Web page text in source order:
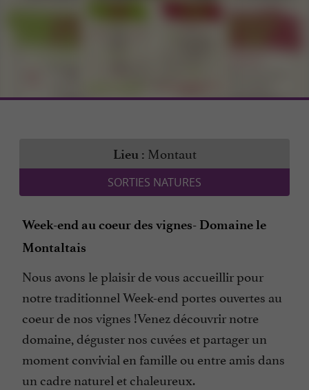
Lieu : Montaut
SORTIES NATURES
Week-end au coeur des vignes- Domaine le
Montaltais
Nous avons le plaisir de vous accueillir pour
notre traditionnel Week-end portes ouvertes au
coeur de nos vignes !Venez découvrir notre
domaine, déguster nos cuvées et partager un
moment convivial en famille ou entre amis dans
un cadre naturel et chaleureux.